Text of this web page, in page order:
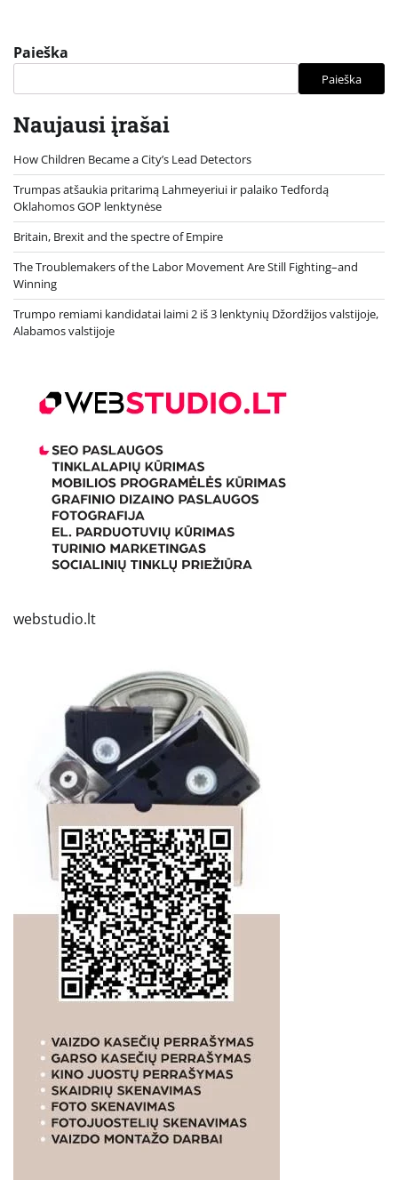
Paieška
Paieška
Naujausi įrašai
How Children Became a City’s Lead Detectors
Trumpas atšaukia pritarimą Lahmeyeriui ir palaiko Tedfordą
Oklahomos GOP lenktynėse
Britain, Brexit and the spectre of Empire
The Troublemakers of the Labor Movement Are Still Fighting–and
Winning
Trumpo remiami kandidatai laimi 2 iš 3 lenktynių Džordžijos valstijoje,
Alabamos valstijoje
webstudio.lt